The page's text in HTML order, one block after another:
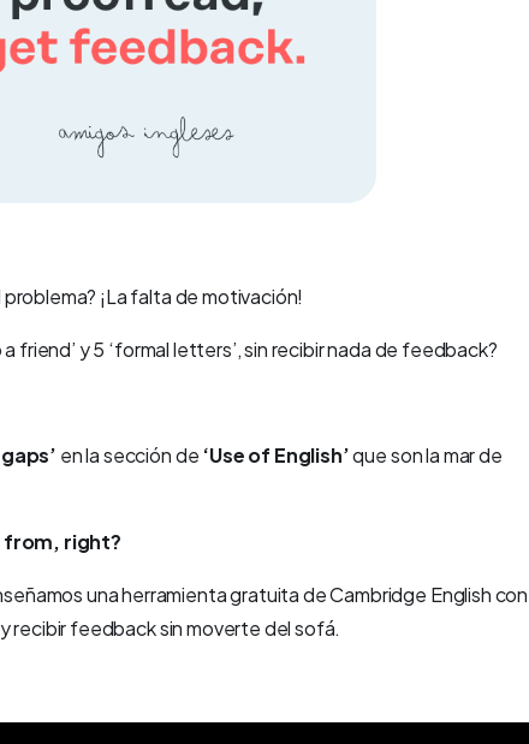
¡La falta de motivación!
a friend’ y 5 ‘formal letters’, sin recibir nada de feedback?
en la sección de ‘Use of English’que son la mar de
from, right?
una herramienta gratuita de Cambridge English con
recibir feedback sin moverte del sofá.